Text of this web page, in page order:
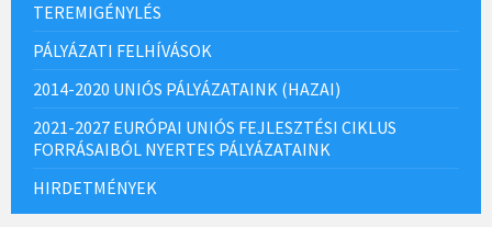
TEREMIGÉNYLÉS
PÁLYÁZATI FELHÍVÁSOK
2014-2020 UNIÓS PÁLYÁZATAINK (HAZAI)
2021-2027 EURÓPAI UNIÓS FEJLESZTÉSI CIKLUS
FORRÁSAIBÓL NYERTES PÁLYÁZATAINK
HIRDETMÉNYEK